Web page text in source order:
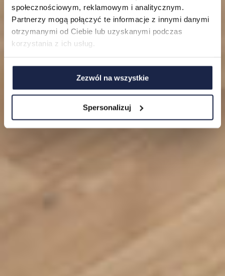
społecznościowym, reklamowym i analitycznym.
Partnerzy mogą połączyć te informacje z innymi danymi
otrzymanymi od Ciebie lub uzyskanymi podczas
korzystania z ich usług.
Zezwól na wszystkie
Spersonalizuj
O nas
FAQ